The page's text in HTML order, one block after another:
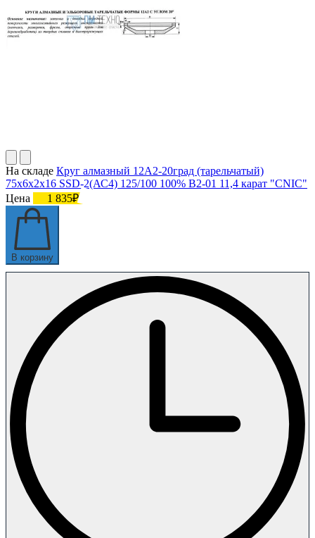
На складе Круг алмазный 12А2-20град (тарельчатый)
75х6х2х16 SSD-2(АС4) 125/100 100% В2-01 11,4 карат "CNIC"
Цена
1 835₽
В корзину